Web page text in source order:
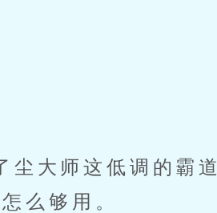
大师这低调的霸道
么够用。